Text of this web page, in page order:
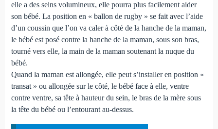
elle a des seins volumineux, elle pourra plus facilement aider
son bébé. La position en « ballon de rugby » se fait avec l’aide
d’un coussin que l’on va caler à côté de la hanche de la maman,
le bébé est posé contre la hanche de la maman, sous son bras,
tourné vers elle, la main de la maman soutenant la nuque du
bébé.
Quand la maman est allongée, elle peut s’installer en position «
transat » ou allongée sur le côté, le bébé face à elle, ventre
contre ventre, sa tête à hauteur du sein, le bras de la mère sous
la tête du bébé ou l’entourant au-dessus.